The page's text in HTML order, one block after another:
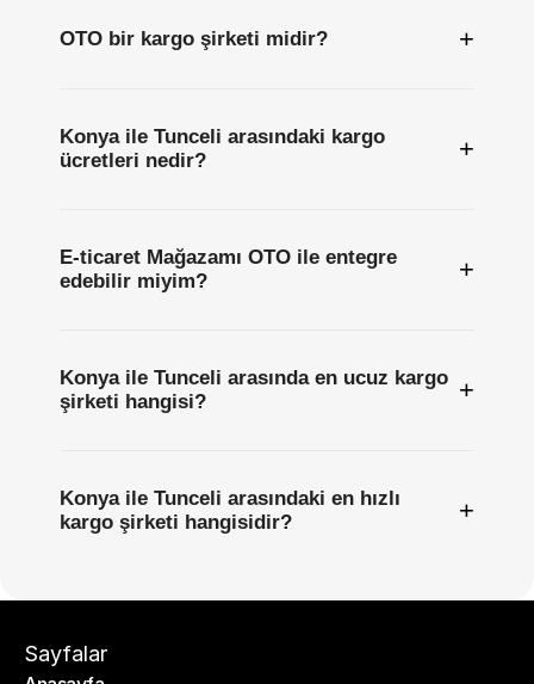
OTO bir kargo şirketi midir? +
Konya ile Tunceli arasındaki kargo
ücretleri nedir?
+
E-ticaret Mağazamı OTO ile entegre
edebilir miyim?
+
Konya ile Tunceli arasında en ucuz kargo
şirketi hangisi?
+
Konya ile Tunceli arasındaki en hızlı
kargo şirketi hangisidir?
+
Sayfalar